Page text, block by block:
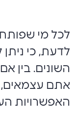
לכל מי
לדעת, כי ניתן
השונים. בין
אתם עצמאים,
האפשרויות